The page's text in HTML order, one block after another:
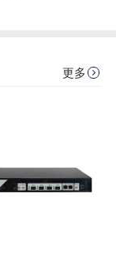
更多